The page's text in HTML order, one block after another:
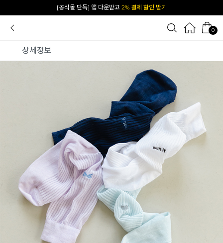
카카오 플친 추가하면1천원 즉시 할인 쿠폰
0
상세정보